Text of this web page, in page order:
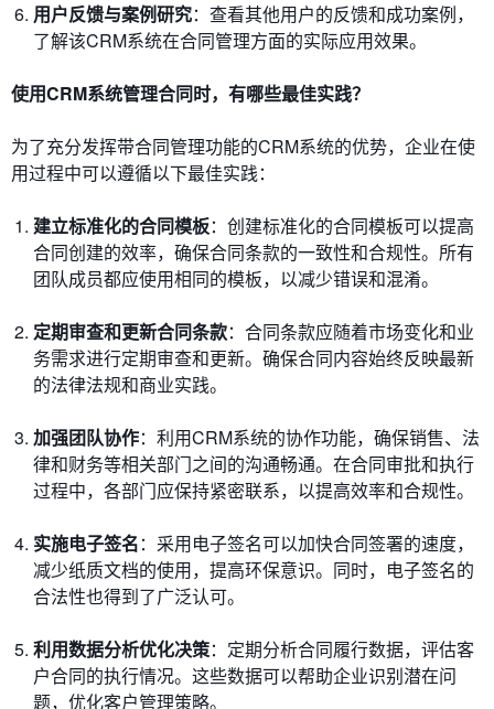
用户反馈与案例研究：查看其他用户的反馈和成功案例，
了解该CRM系统在合同管理方面的实际应用效果。
使用CRM系统管理合同时，有哪些最佳实践？
为了充分发挥带合同管理功能的CRM系统的优势，企业在使
用过程中可以遵循以下最佳实践：
建立标准化的合同模板：创建标准化的合同模板可以提高
合同创建的效率，确保合同条款的一致性和合规性。所有
团队成员都应使用相同的模板，以减少错误和混淆。
定期审查和更新合同条款：合同条款应随着市场变化和业
务需求进行定期审查和更新。确保合同内容始终反映最新
的法律法规和商业实践。
加强团队协作：利用CRM系统的协作功能，确保销售、法
律和财务等相关部门之间的沟通畅通。在合同审批和执行
过程中，各部门应保持紧密联系，以提高效率和合规性。
实施电子签名：采用电子签名可以加快合同签署的速度，
减少纸质文档的使用，提高环保意识。同时，电子签名的
合法性也得到了广泛认可。
利用数据分析优化决策：定期分析合同履行数据，评估客
户合同的执行情况。这些数据可以帮助企业识别潜在问
题，优化客户管理策略。